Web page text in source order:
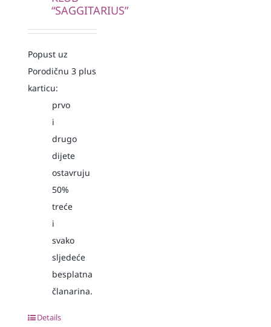
“SAGGITARIUS”
Popust uz
Porodičnu 3 plus
karticu:
prvo
i
drugo
dijete
ostavruju
50%
treće
i
svako
sljedeće
besplatna
članarina.
Details